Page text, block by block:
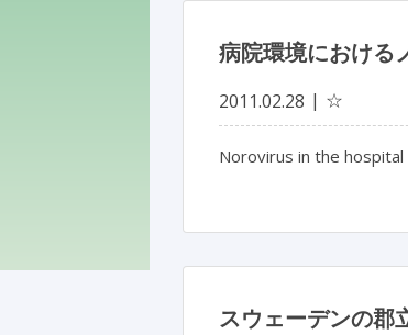
病院環境における
2011.02.28 ☆
Norovirus in the
スウェーデンの郡